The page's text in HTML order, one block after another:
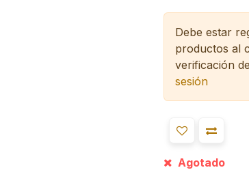
Debe estar
productos al
verificación
sesión
Agotado